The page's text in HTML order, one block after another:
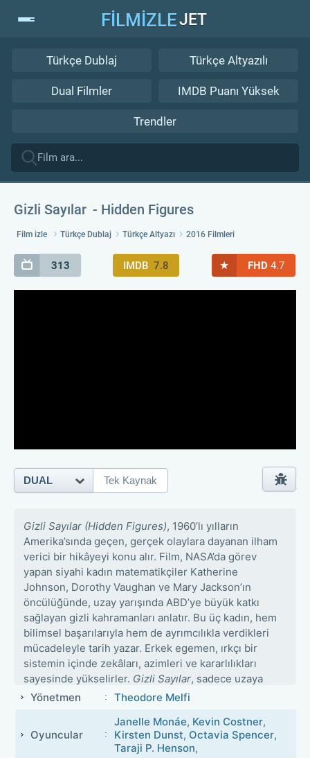
FİLMİZLEJET
Türkçe Dublaj Türkçe Altyazılı
Dual Filmler IMDB Puanı Yüksek
Trendler
Gizli Sayılar Hidden Figures
Film izle Türkçe Dublaj Türkçe Altyazı 2016 Filmleri
313 IMDB 7.8 ★ FHD 4.7
Gizli Sayılar (Hidden Figures), 1960’lı yılların
Amerika’sında geçen, gerçek olaylara dayanan ilham
verici bir hikâyeyi konu alır. Film, NASA’da görev
yapan siyahi kadın matematikçiler Katherine
Johnson, Dorothy Vaughan ve Mary Jackson’ın
öncülüğünde, uzay yarışında ABD’ye büyük katkı
sağlayan gizli kahramanları anlatır. Bu üç kadın, hem
bilimsel başarılarıyla hem de ayrımcılıkla verdikleri
mücadeleyle tarih yazar. Erkek egemen, ırkçı bir
sistemin içinde zekâları, azimleri ve kararlılıkları
sayesinde yükselirler. Gizli Sayılar, sadece uzaya
çıkan bir roketin değil, aynı zamanda toplumsal
Yönetmen Theodore Melfi
Oyuncular
Janelle Monáe, Kevin Costner,
Kirsten Dunst, Octavia Spencer,
Taraji P. Henson,
DUAL Tek Kaynak